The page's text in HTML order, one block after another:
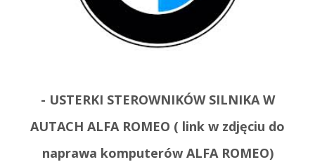
- USTERKI STEROWNIKÓW SILNIKA W
AUTACH ALFA ROMEO ( link w zdjęciu do
naprawa komputerów ALFA ROMEO)